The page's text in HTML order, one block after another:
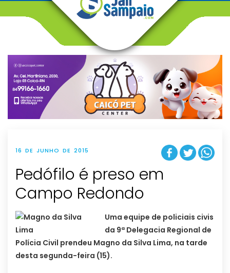
v
g
t
i
o
n
16 DE JUNHO DE 2015
Pedófilo é preso em
Campo Redondo
Uma equipe de policiais civis
da 9ª Delegacia Regional de
Polícia Civil prendeu Magno da Silva Lima, na tarde
desta segunda-feira (15).